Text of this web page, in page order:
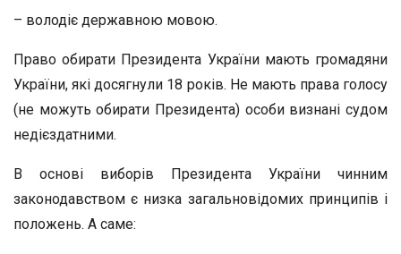
– володіє державною мовою.
Право обирати Президента України мають громадяни
України, які досягнули 18 років. Не мають права голосу
(не можуть обирати Президента) особи визнані судом
недієздатними.
В основі виборів Президента України чинним
законодавством є низка загальновідомих принципів і
положень. А саме: